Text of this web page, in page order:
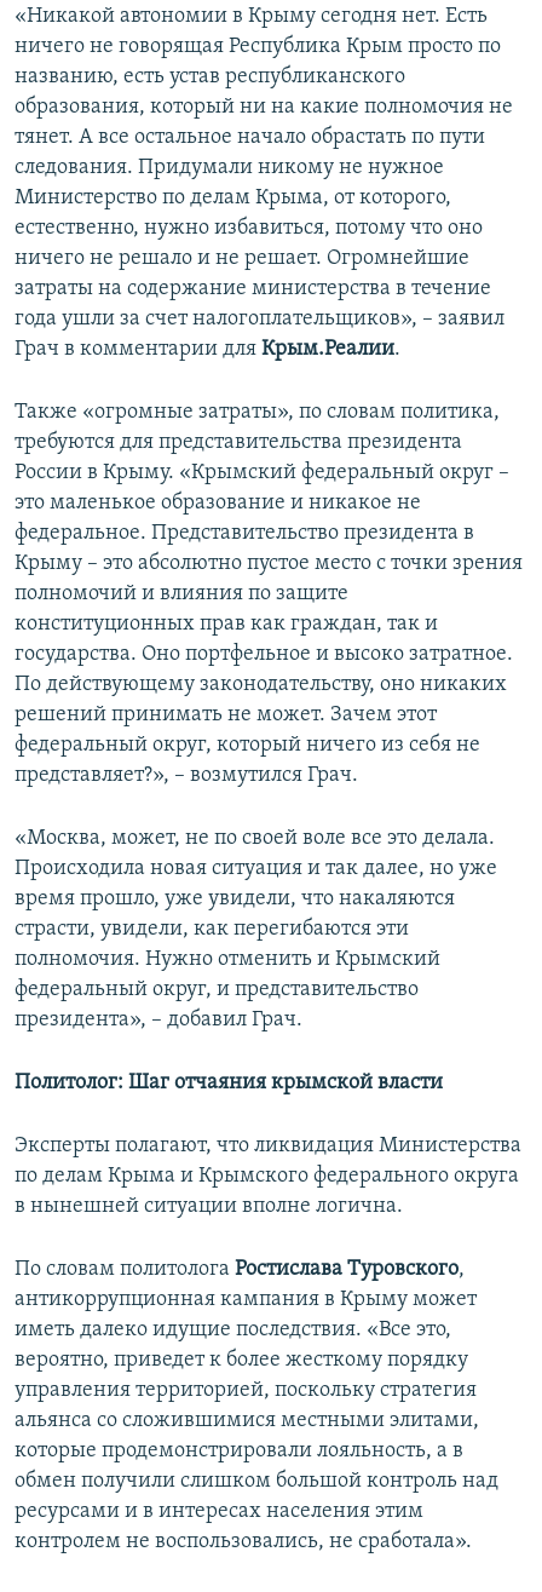
«Никакой автономии в Крыму сегодня нет. Есть
ничего не говорящая Республика Крым просто по
названию, есть устав республиканского
образования, который ни на какие полномочия не
тянет. А все остальное начало обрастать по пути
следования. Придумали никому не нужное
Министерство по делам Крыма, от которого,
естественно, нужно избавиться, потому что оно
ничего не решало и не решает. Огромнейшие
затраты на содержание министерства в течение
года ушли за счет налогоплательщиков», – заявил
Грач в комментарии для Крым.Реалии.
Также «огромные затраты», по словам политика,
требуются для представительства президента
России в Крыму. «Крымский федеральный округ –
это маленькое образование и никакое не
федеральное. Представительство президента в
Крыму – это абсолютно пустое место с точки зрения
полномочий и влияния по защите
конституционных прав как граждан, так и
государства. Оно портфельное и высоко затратное.
По действующему законодательству, оно никаких
решений принимать не может. Зачем этот
федеральный округ, который ничего из себя не
представляет?», – возмутился Грач.
«Москва, может, не по своей воле все это делала.
Происходила новая ситуация и так далее, но уже
время прошло, уже увидели, что накаляются
страсти, увидели, как перегибаются эти
полномочия. Нужно отменить и Крымский
федеральный округ, и представительство
президента», – добавил Грач.
Политолог: Шаг отчаяния крымской власти
Эксперты полагают, что ликвидация Министерства
по делам Крыма и Крымского федерального округа
в нынешней ситуации вполне логична.
По словам политолога Ростислава Туровского,
антикоррупционная кампания в Крыму может
иметь далеко идущие последствия. «Все это,
вероятно, приведет к более жесткому порядку
управления территорией, поскольку стратегия
альянса со сложившимися местными элитами,
которые продемонстрировали лояльность, а в
обмен получили слишком большой контроль над
ресурсами и в интересах населения этим
контролем не воспользовались, не сработала».